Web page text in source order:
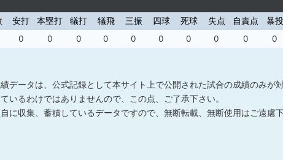
安打 本塁打 犠打 犠飛 三振 四球 死球 失点 自責点 暴投
0 0 0 0 0 0 0 0 0 0
データは、公式記録として本サイト上で公開された試合の成績のみが
るわけではありませんので、この点、ご了承下さい。
収集、蓄積しているデータですので、無断転載、無断使用はご遠慮下